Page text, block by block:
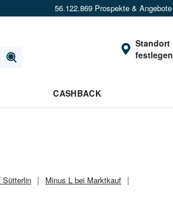
56.122.869 Prospekte & Angebote
Standort
festlegen
CASHBACK
Sütterlin
Minus L bei Marktkauf